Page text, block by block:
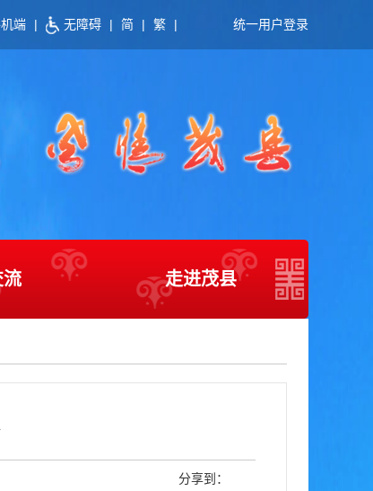
端 | 无障碍 | 简 | 繁 | 统一用户登录
流 走进茂县
分享到：